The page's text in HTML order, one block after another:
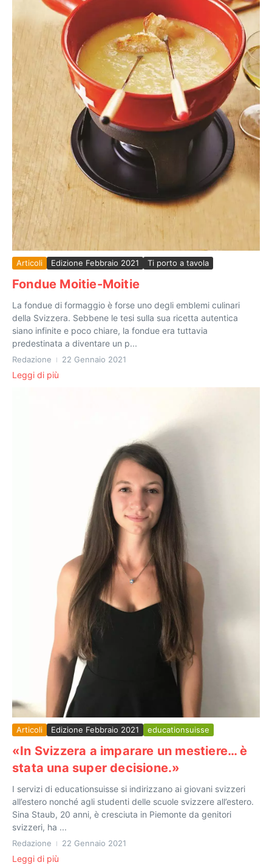
Articoli Edizione Febbraio 2021 Ti porto a tavola
Fondue Moitie-Moitie
La fondue di formaggio è forse uno degli emblemi culinari
della Svizzera. Sebbene le tesi sulla sua ricetta autentica
siano infinite e poco chiare, la fondue era tuttavia
predestinata a diventare un p...
Redazione 22 Gennaio 2021
Leggi di più
Articoli Edizione Febbraio 2021 educationsuisse
«In Svizzera a imparare un mestiere… è
stata una super decisione.»
I servizi di educationsuisse si indirizzano ai giovani svizzeri
all’estero nonché agli studenti delle scuole svizzere all’estero.
Sina Staub, 20 anni, è cresciuta in Piemonte da genitori
svizzeri, ha ...
Redazione 22 Gennaio 2021
Leggi di più